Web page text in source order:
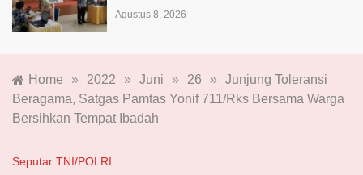
Agustus 8, 2026
Home » 2022 » Juni » 26 »
Junjung Toleransi
Beragama, Satgas Pamtas Yonif 711/Rks Bersama Warga
Bersihkan Tempat Ibadah
Seputar TNI/POLRI